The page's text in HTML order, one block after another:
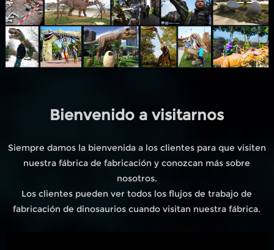
Bienvenido a visitarnos
Siempre damos la bienvenida a los clientes para que visiten
nuestra fábrica de fabricación y conozcan más sobre
nosotros.
Los clientes pueden ver todos los flujos de trabajo de
fabricación de dinosaurios cuando visitan nuestra fábrica.